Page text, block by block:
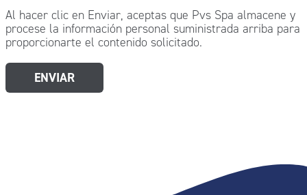
Al hacer clic en Enviar, aceptas que Pvs Spa almacene y
procese la información personal suministrada arriba para
proporcionarte el contenido solicitado.